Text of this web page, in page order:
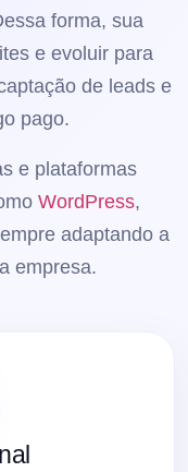
forma, sua
e evoluir para
de leads e
pago.
e plataformas
WordPress,
adaptando a
empresa.